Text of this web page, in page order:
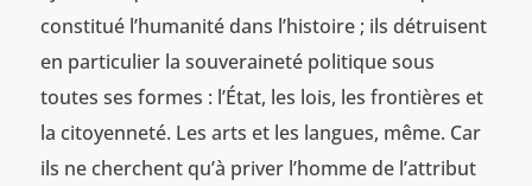
constitué l’humanité dans l’histoire ; ils détruisent
en particulier la souveraineté politique sous
toutes ses formes : l’État, les lois, les frontières et
la citoyenneté. Les arts et les langues, même. Car
ils ne cherchent qu’à priver l’homme de l’attribut